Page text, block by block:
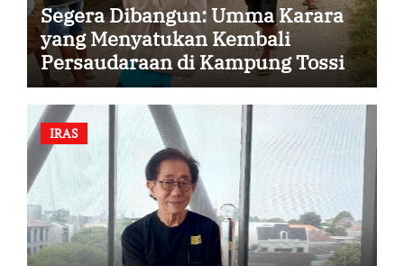
Segera Dibangun: Umma Karara
yang Menyatukan Kembali
Persaudaraan di Kampung Tossi
IRAS